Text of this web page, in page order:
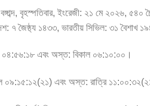
বৃহস্পতিবার, ইংরেজী: ২১ মে ২০২৬,
৭ জৈষ্ঠ্য ১৪৩৩, ভারতীয় সিভিল: ৩১
০৪:৫৬:১৮ এবং অস্ত: বিকাল ০৬:১০:০০।
০৯:১৫:১২(২১) এবং অস্ত: রাত্রি